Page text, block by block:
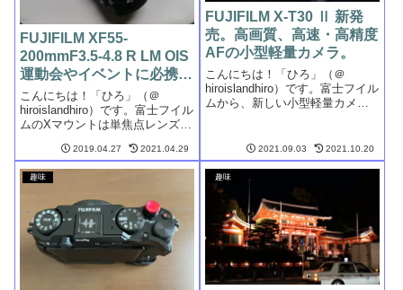
FUJIFILM XF55-
200mmF3.5-4.8 R LM OIS
運動会やイベントに必携の
レンズ！
こんにちは！「ひろ」（＠
hiroislandhiro）です。富士フイル
ムのXマウントは単焦点レンズと
す。私も単焦点レンズから富士
フイルムの世界に足を踏み入
れ、望遠域のレンズの入手は後
回しになっていました。ようや
く入...
2019.04.27 2021.04.29
FUJIFILM X-T30 Ⅱ 新発
売。高画質、高速・高精度
AFの小型軽量カメラ。
こんにちは！「ひろ」（＠
hiroislandhiro）です。富士フイル
ムから、新しい小型軽量カメラ
ィはそのままに、ソフトウェア
を刷新し、フラッグシップモデ
ル「X-T4」と同等の高...
2021.09.03 2021.10.20
趣味 趣味